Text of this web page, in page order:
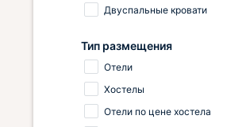
Двуспальные кровати
Тип размещения
Отели
Хостелы
Отели по цене хостела